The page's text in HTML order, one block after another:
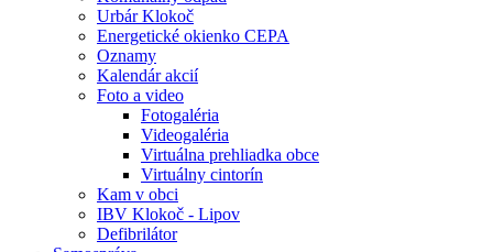
Urbár Klokoč
Energetické okienko CEPA
Oznamy
Kalendár akcií
Foto a video
Fotogaléria
Videogaléria
Virtuálna prehliadka obce
Virtuálny cintorín
Kam v obci
IBV Klokoč - Lipov
Defibrilátor